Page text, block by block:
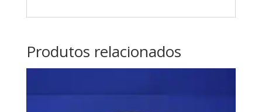
Produtos relacionados